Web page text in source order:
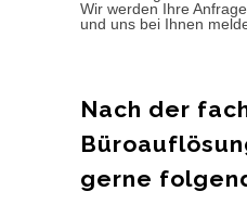
Wir werden Ihre
und uns bei Ihnen
Nach der
gerne